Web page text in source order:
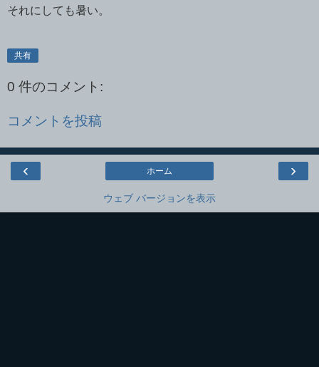
それにしても暑い。
共有
0 件のコメント:
コメントを投稿
‹ ›
ホーム
ウェブ バージョンを表示